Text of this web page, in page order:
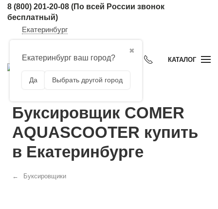
8 (800) 201-20-08 (По всей России звонок
бесплатный)
Екатеринбург
✖
Екатеринбург ваш город?
Да Выбрать другой город
КАТАЛОГ
Буксировщик COMER
AQUASCOOTER купить
в Екатеринбурге
Буксировщики